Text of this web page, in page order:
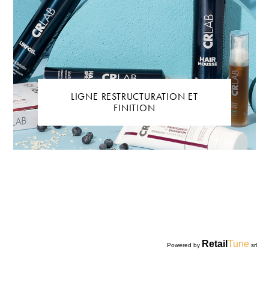
LIGNE RESTRUCTURATION ET
FINITION
Powered by Retail Tune srl